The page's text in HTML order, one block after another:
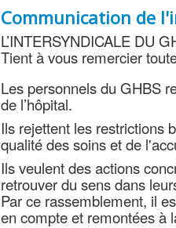
Communication de
L’INTERSYNDICALE DU
Tient à vous remercier
Les personnels du GHBS
de l’hôpital.
Ils rejettent les restrictions
qualité des soins et de
Ils veulent des actions
retrouver du sens dans
Par ce rassemblement, il
en compte et remontées à